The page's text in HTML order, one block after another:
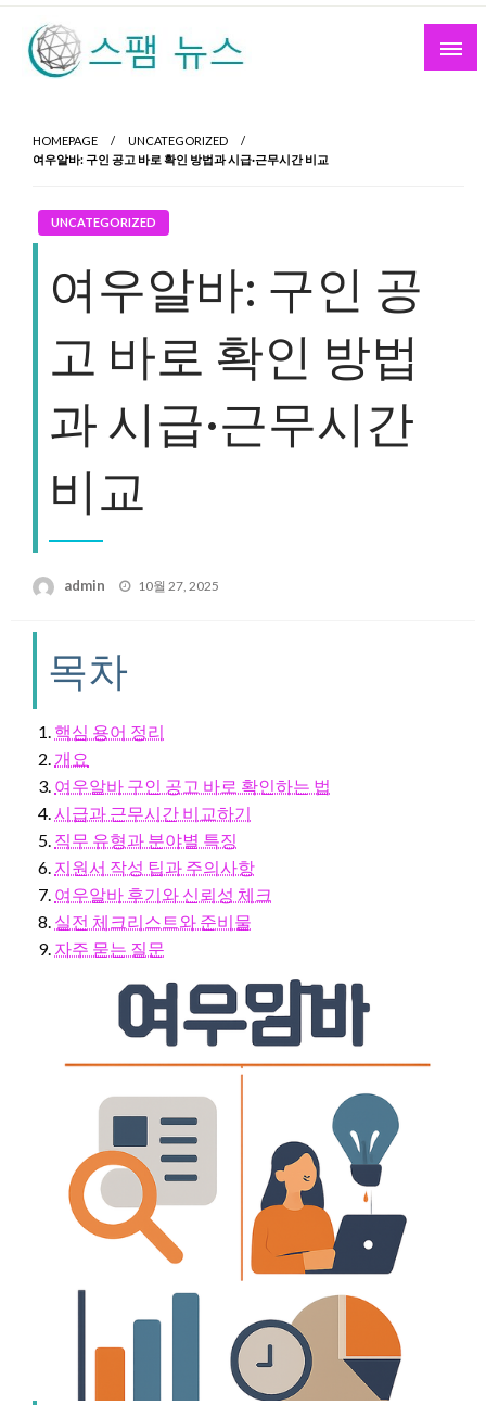
Skip
content
스팸 뉴스
HOMEPAGE
UNCATEGORIZED
여우알바: 구인 공고 바로 확인 방법과 시급·근무시간 비교
UNCATEGORIZED
여우알바: 구인 공
고 바로 확인 방법
과 시급·근무시간
비교
admin
Posted
10월 27, 2025
목차
핵심 용어 정리
개요
여우알바 구인 공고 바로 확인하는 법
시급과 근무시간 비교하기
직무 유형과 분야별 특징
지원서 작성 팁과 주의사항
여우알바 후기와 신뢰성 체크
실전 체크리스트와 준비물
자주 묻는 질문